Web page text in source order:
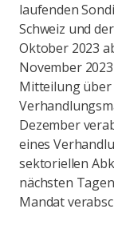
laufenden
Schweiz und
Oktober 2023
November
Mitteilung über
Dezember
eines
sektoriellen
nächsten
Mandat